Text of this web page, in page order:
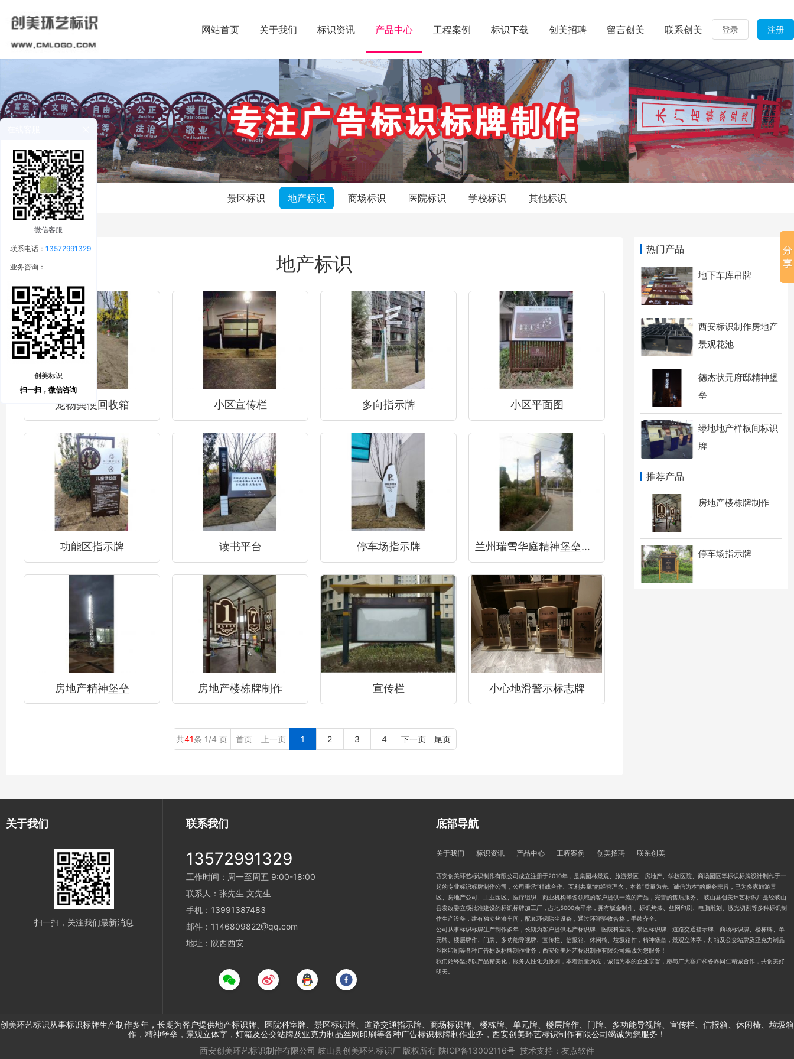
登录 注册
网站首页 关于我们 标识资讯 产品中心 工程案例 标识下载 创美招聘 留言创美 联系创美
景区标识 地产标识 商场标识 医院标识 学校标识 其他标识
热门产品
地下车库吊牌
西安标识制作房地产
景观花池
德杰状元府邸精神堡
垒
绿地地产样板间标识
牌
推荐产品
房地产楼栋牌制作
停车场指示牌
地产标识
宠物粪便回收箱 小区宣传栏 多向指示牌 小区平面图
功能区指示牌 读书平台 停车场指示牌 兰州瑞雪华庭精神堡垒制作安装
房地产精神堡垒 房地产楼栋牌制作 宣传栏 小心地滑警示标志牌
共41条 1/4 页 首页 上一页 1 2 3 4 下一页 尾页
关于我们
扫一扫，关注我们最新消息
联系我们
13572991329
工作时间：周一至周五 9:00-18:00
联系人：张先生 文先生
手机：13991387483
邮件：1146809822@qq.com
地址：陕西西安
底部导航
关于我们 标识资讯 产品中心 工程案例 创美招聘 联系创美
西安创美环艺标识制作有限公司成立注册于2010年，是集园林景观、旅游景区、房地产、学校医院、商场园区等标识标牌设计制作于一
起的专业标识标牌制作公司，公司秉承“精诚合作、互利共赢”的经营理念，本着“质量为先、诚信为本”的服务宗旨，已为多家旅游景
区、房地产公司、工业园区、医疗组织、商业机构等各领域的客户提供一流的产品，完善的售后服务。 岐山县创美环艺标识厂是经岐山
县发改委立项批准建设的标识标牌加工厂，占地5000余平米，拥有钣金制作、标识烤漆、丝网印刷、电脑雕刻、激光切割等多种标识制
作生产设备，建有独立烤漆车间，配套环保除尘设备，通过环评验收合格，手续齐全。
公司从事标识标牌生产制作多年，长期为客户提供地产标识牌、医院科室牌、景区标识牌、道路交通指示牌、商场标识牌、楼栋牌、单
元牌、楼层牌作、门牌、多功能导视牌、宣传栏、信报箱、休闲椅、垃圾箱作，精神堡垒，景观立体字，灯箱及公交站牌及亚克力制品
丝网印刷等各种广告标识标牌制作业务，西安创美环艺标识制作有限公司竭诚为您服务！
我们始终坚持以产品精美化，服务人性化为原则，本着质量为先，诚信为本的企业宗旨，愿与广大客户和各界同仁精诚合作，共创美好
明天。
创美环艺标识从事标识标牌生产制作多年，长期为客户提供地产标识牌、医院科室牌、景区标识牌、道路交通指示牌、商场标识牌、楼栋牌、单元牌、楼层牌作、门牌、多功能导视牌、宣传栏、信报箱、休闲椅、垃圾箱
作，精神堡垒，景观立体字，灯箱及公交站牌及亚克力制品丝网印刷等各种广告标识标牌制作业务，西安创美环艺标识制作有限公司竭诚为您服务！
西安创美环艺标识制作有限公司 岐山县创美环艺标识厂 版权所有 陕ICP备13002116号 技术支持： 友点软件
微信客服
联系电话：13572991329
业务咨询：
创美标识
扫一扫，微信咨询